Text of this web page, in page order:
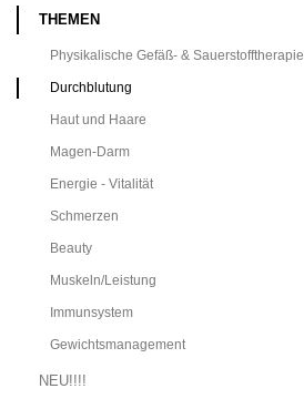
THEMEN
Physikalische Gefäß- & Sauerstofftherapie
Durchblutung
Haut und Haare
Magen-Darm
Energie - Vitalität
Schmerzen
Beauty
Muskeln/Leistung
Immunsystem
Gewichtsmanagement
NEU!!!!